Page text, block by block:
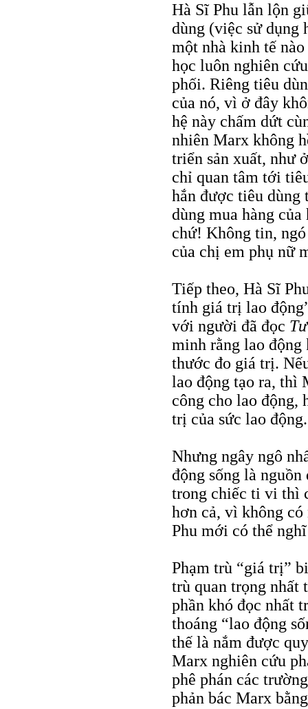
Hà Sĩ Phu lẫn lộn
dùng (việc sử dụng
một nhà kinh tế
học luôn nghiên
phối. Riêng tiêu
của nó, vì ở đây
hệ này chấm dứt
nhiên Marx không
triển sản xuất, như
chỉ quan tâm tới
hắn được tiêu dùng
dùng mua hàng
chứ! Không tin,
của chị em phụ nữ
Tiếp theo, Hà Sĩ
tính giá trị lao
với người đã đọc
minh rằng lao
thước đo giá trị.
lao động tạo ra, thì
công cho lao động,
trị của sức lao động.
Nhưng ngây ngô
động sống là
trong chiếc ti vi thì
hơn cả, vì không
Phu mới có thể
Phạm trù “giá trị”
trù quan trọng nhất
phần khó đọc nhất
thoáng “lao động
thế là nắm được
Marx nghiên cứu
phê phán các
phản bác Marx